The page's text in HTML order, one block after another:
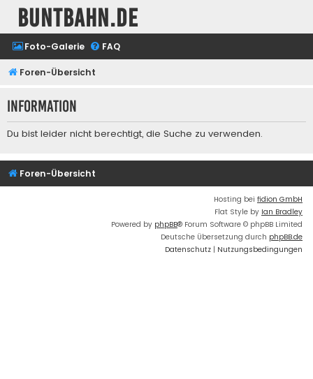
buntbahn.de
Foto-Galerie FAQ
Foren-Übersicht
Information
Du bist leider nicht berechtigt, die Suche zu verwenden.
Foren-Übersicht
Hosting bei fidion GmbH
Flat Style by Ian Bradley
Powered by phpBB® Forum Software © phpBB Limited
Deutsche Übersetzung durch phpBB.de
Datenschutz | Nutzungsbedingungen